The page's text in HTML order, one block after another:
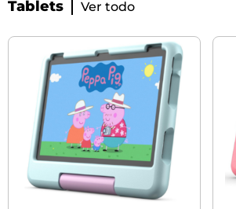
Tablets Ver todo